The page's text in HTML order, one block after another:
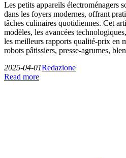
Les petits appareils électroménagers
dans les foyers modernes, offrant
tâches culinaires quotidiennes. Cet
modèles, les avancées
les meilleurs rapports qualité-prix en
robots pâtissiers, presse-agrumes,
2025-04-01Redazione
Read more